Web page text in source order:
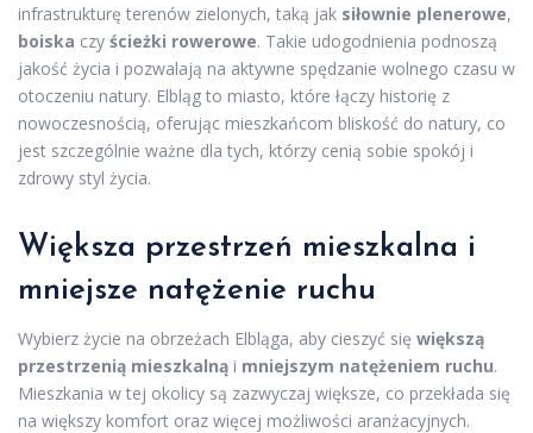
infrastrukturę terenów zielonych, taką jak siłownie plenerowe,
boiska czy ścieżki rowerowe. Takie udogodnienia podnoszą
jakość życia i pozwalają na aktywne spędzanie wolnego czasu w
otoczeniu natury. Elbląg to miasto, które łączy historię z
nowoczesnością, oferując mieszkańcom bliskość do natury, co
jest szczególnie ważne dla tych, którzy cenią sobie spokój i
zdrowy styl życia.
Większa przestrzeń mieszkalna i
mniejsze natężenie ruchu
Wybierz życie na obrzeżach Elbląga, aby cieszyć się większą
przestrzenią mieszkalną i mniejszym natężeniem ruchu.
Mieszkania w tej okolicy są zazwyczaj większe, co przekłada się
na większy komfort oraz więcej możliwości aranżacyjnych.